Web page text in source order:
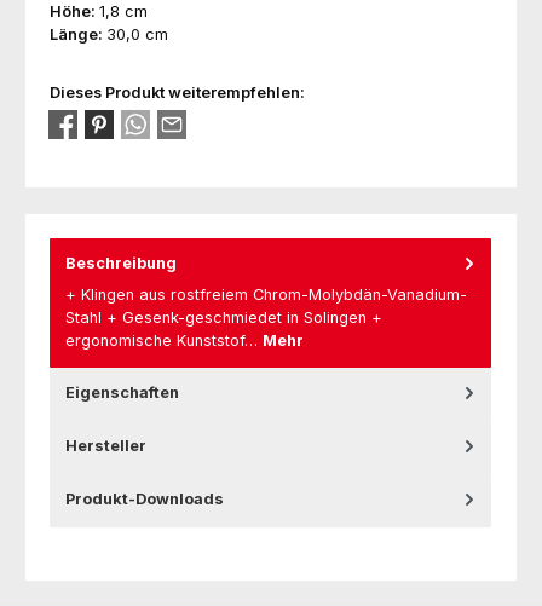
Höhe: 1,8 cm
Länge: 30,0 cm
Dieses Produkt weiterempfehlen:
Beschreibung
+ Klingen aus rostfreiem Chrom-Molybdän-Vanadium-
Stahl + Gesenk-geschmiedet in Solingen +
ergonomische Kunststof… Mehr
Eigenschaften
Hersteller
Produkt-Downloads